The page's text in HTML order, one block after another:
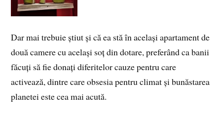
Dar mai trebuie știut și că ea stă în același apartament de
două camere cu același soț din dotare, preferând ca banii
făcuți să fie donați diferitelor cauze pentru care
activează, dintre care obsesia pentru climat și bunăstarea
planetei este cea mai acută.